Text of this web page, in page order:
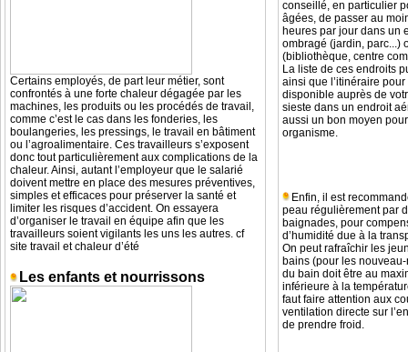
Certains employés, de part leur métier, sont
confrontés à une forte chaleur dégagée par les
machines, les produits ou les procédés de travail,
comme c’est le cas dans les fonderies, les
boulangeries, les pressings, le travail en bâtiment
ou l’agroalimentaire. Ces travailleurs s’exposent
donc tout particulièrement aux complications de la
chaleur. Ainsi, autant l’employeur que le salarié
doivent mettre en place des mesures préventives,
simples et efficaces pour préserver la santé et
limiter les risques d’accident. On essayera
d’organiser le travail en équipe afin que les
travailleurs soient vigilants les uns les autres. cf
site travail et chaleur d’été
Les enfants et nourrissons
conseillé, en particulier
âgées, de passer au
heures par jour dans un
ombragé (jardin, parc...)
(bibliothèque, centre
La liste de ces endroits
ainsi que l’itinéraire pour
disponible auprès de
sieste dans un endroit
aussi un bon moyen
organisme.
Enfin, il est
peau régulièrement par
baignades, pour
d’humidité due à la
On peut rafraîchir les
bains (pour les
du bain doit être au
inférieure à la
faut faire attention aux
ventilation directe sur
de prendre froid.